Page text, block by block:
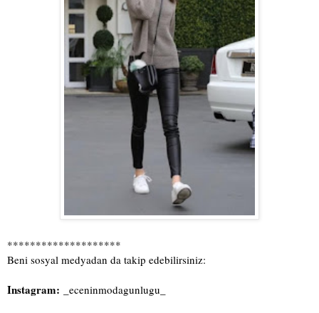
********************
Beni sosyal medyadan da takip edebilirsiniz:
Instagram: _eceninmodagunlugu_